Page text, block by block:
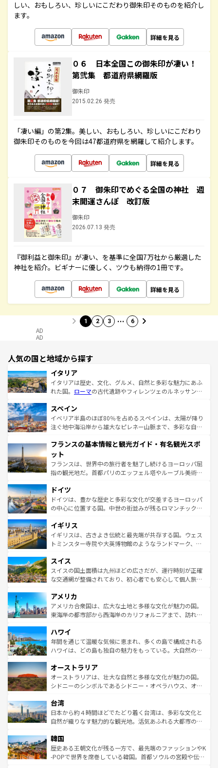
しい、おもしろい、珍しいにこだわり御朱印そのものを紹介し
ます。
詳細を見る
０６ 日本全国この御朱印が凄い！
第弐集 都道府県網羅版
御朱印
2015.02.26 発売
「凄い編」の第2集。美しい、おもしろい、珍しいにこだわり
御朱印そのものを今回は47都道府県を網羅して紹介します。
詳細を見る
０７ 御朱印でめぐる全国の神社 週
末開運さんぽ 改訂版
御朱印
2026.07.13 発売
『御利益と御朱印』が凄い、を基準に全国7万社から厳選した
神社を紹介。ビギナーに優しく、ツウも納得の1冊です。
詳細を見る
1 2 3 … 6
AD
AD
人気の国と地域から探す
イタリア
イタリアは歴史、文化、グルメ、自然と多彩な魅力にあふ
れた国。 ローマの古代遺跡やフィレンツェのルネッサンス
ろん、トスカーナの美しい田園風景やアマルフィ海岸の絶
景など、自然景観も見逃せない。観光の合間には、本場の
ピザやパスタなど、絶品のイタリア料理を堪能することも
ませてくれるイタリアで、忘れられない旅をしてみよう！
なお、新着のイタリア情報は
しい。
スペイン
イベリア半島のほぼ80％を占めるスペインは、太陽が降り
注ぐ地中海沿岸から雄大なピレネー山脈まで、多彩な自然
文化が根付くこの国では、情熱的なフラメンコ、熱気あふ
れる闘牛、そして美味しいタパスが生活の一部となってい
る。首都マドリードの洗練された雰囲気や、バルセロナの
アートに溢れた街角から、地方では古代ローマ遺跡や中世
せる。地方によって風土や気候が異なるスペインはその個
性で訪れる人を魅了する。 なお、新着のスペイン情報は コ
ンテンツ一覧を参照してほしい。
フランスの基本情報と観光ガイド・有名観光スポ
ット
フランスは、世界中の旅行者を魅了し続けるヨーロッパ屈
指の観光地だ。首都パリのエッフェル塔やルーブル美術館
で、幅広い魅力が詰まっている。華麗な宮殿、歴史的な大
聖堂、美しいビーチ、そして豊かな自然が、訪れる者を心
から魅了する。また、フランスは美食の国としても知ら
いる。シャンパンの発祥地であるランス、プロヴァンスの
香り高いラベンダー畑など、多彩な楽しみ方が可能だ。さ
らに、パリ以外の地域にも魅力が溢れており、どの街角に
れる地方に足を運ぶとそれぞれで全く異なる文化を体験で
きるだろう。 なお、新着のフランス情報はコンテンツ一覧
を参照してほしい。
ドイツ
ドイツは、豊かな歴史と多彩な文化が交差するヨーロッパ
の中心に位置する国。中世の街並みが残るロマンチック街
顔を持つこの国は、どこを歩いても飽きることがない。ベ
ルリンの文化的活気、バイエルン州のアルプスの絶景、そ
してライン川沿いのワイン畑といった風景は必見。ビール
は、お酒好きな人にはぜひ体験してほしい。 なお、新着の
ドイツ情報はコンテンツ一覧を参照してほしい。
イギリス
イギリスは、古きよき伝統と最先端が共存する国。ウェス
トミンスター寺院や大英博物館のようなランドマーク、歴
リアごとに異なる魅力がある。また、優雅なアフタヌーン
ティー、ビール好きにはたまらない英国パブ、サッカー観
戦など、本場だからこそできる体験も豊富。イギリスを旅
ンツ一覧を参照してほしい。
スイス
スイスの国土面積は九州ほどの広さだが、運行時刻が正確
な交通網が整備されており、初心者でも安心して個人旅行
の建物がそのまま残る町や、スイスならではのユニークな
博物館もあり、アルプス観光だけでなく町歩きも満喫する
ことができる。国民の所得が高いため物価も高いが、旅行
ば市内交通費無料で観光を楽しむこともできる。 なお、新
着のスイス情報はコンテンツ一覧 を参照してほしい。
アメリカ
アメリカ合衆国は、広大な土地と多様な文化が魅力の国。
東海岸の都市部から西海岸のカリフォルニアまで、訪れる
のような巨大都市は、観光、ショッピング、エンターテイ
ンメントが詰まった刺激的なスポットだ。一方、アメリカ
西部には大自然が広がり、グランドキャニオンやイエロー
部のニューオーリンズでは、音楽と美食が融合した独特の
文化が魅力。旅行者はアメリカの各地域で異なる魅力を楽
しみながら、その多様性と豊かな歴史を感じることができ
ならではの贅沢な旅のスタイルだ。 なお、新着のアメリカ
情報はコンテンツ一覧を参照してほしい。
ハワイ
年間を通じて温暖な気候に恵まれ、多くの島で構成される
ハワイは、どの島も独自の魅力をもっている。大自然の神
ワイ島は見逃せない。また、定番の観光地といえばオアフ
島だが、静かな自然を求めるならマウイ島やカウアイ島が
おすすめ。エメラルドグリーンに輝く海をはじめ、豊かな
れるおもてなしの心で訪れる人々を迎えてくれるハワイの
人々、おいしいローカルフードやハワイアンミュージッ
ク、伝統的なフラダンスなど、すべてがハワイの魅力を彩
ワイを、存分に味わってほしい。 なお、新着のハワイ情報
はコンテンツ一覧を参照してほしい。
オーストラリア
オーストラリアは、壮大な自然と多様な文化が魅力の国。
シドニーのシンボルであるシドニー・オペラハウス、オー
リアリーフや大陸中央部にそびえるウルル（エアーズロッ
ク）、タスマニアの美しい原生林やケアンズの熱帯雨林な
ど、見どころがたくさん。また、カフェやワイン、オージ
いる。アクティビティも充実しており、サーフィンやダイ
ビング、ハイキングなど、アウトドア好きにはたまらな
い。オーストラリアの多彩な魅力を存分に味わいつくそ
台湾
日本から約４時間ほどでたどり着く台湾は、多彩な文化と
自然が織りなす魅力的な観光地。活気あふれる大都市の台
ン）、静ひつな山岳地帯である台湾東部など、都市の喧騒
と山間の静けさが共存しており、訪れる人に新しい発見と
驚きをもたらしてくれる。また、奥深い台湾の食文化も魅
韓国
歴史ある王朝文化が残る一方で、最先端のファッションやK
-POPで世界を席巻している韓国。首都ソウルの宮殿や伝統